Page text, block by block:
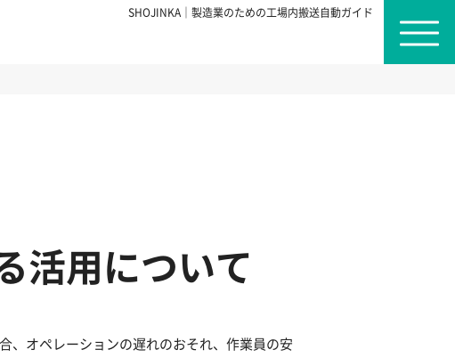
SHOJINKA｜製造業のための工場内搬送自動ガイド
活用について
、オペレーションの遅れのおそれ、作業員の安